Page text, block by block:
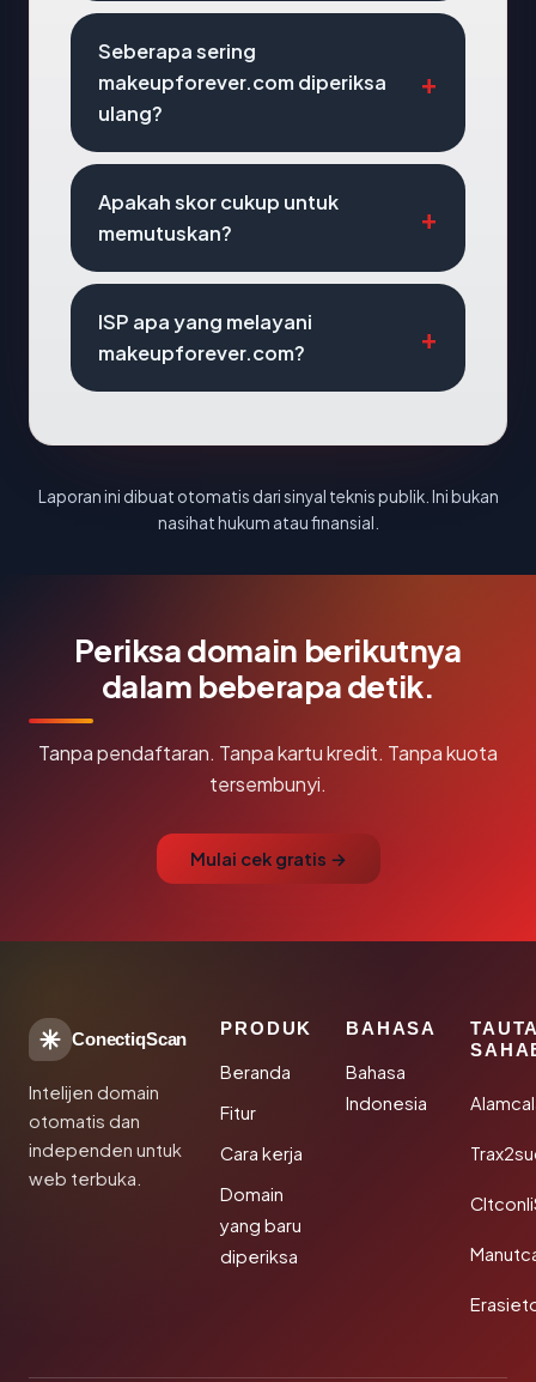
Seberapa sering
makeupforever.com diperiksa
ulang?
Apakah skor cukup untuk
memutuskan?
ISP apa yang melayani
makeupforever.com?
Laporan ini dibuat otomatis dari sinyal teknis publik. Ini bukan
nasihat hukum atau finansial.
Periksa domain berikutnya
dalam beberapa detik.
Tanpa pendaftaran. Tanpa kartu kredit. Tanpa kuota
tersembunyi.
Mulai cek gratis →
ConectiqScan
Intelijen domain
otomatis dan
independen untuk
web terbuka.
PRODUK
Beranda
Fitur
Cara kerja
Domain
yang baru
diperiksa
BAHASA
Bahasa
Indonesia